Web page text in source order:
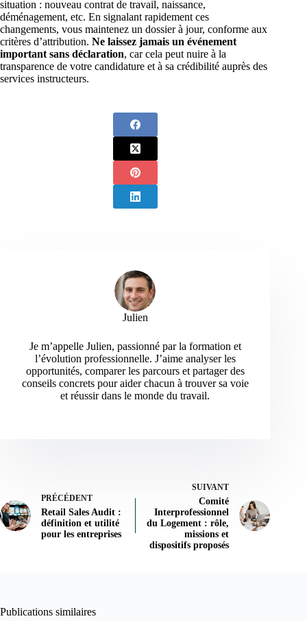
situation : nouveau contrat de travail, naissance,
déménagement, etc. En signalant rapidement ces
changements, vous maintenez un dossier à jour, conforme aux
critères d’attribution. Ne laissez jamais un événement
important sans déclaration, car cela peut nuire à la
transparence de votre candidature et à sa crédibilité auprès des
services instructeurs.
Julien
Je m’appelle Julien, passionné par la formation et
l’évolution professionnelle. J’aime analyser les
opportunités, comparer les parcours et partager des
conseils concrets pour aider chacun à trouver sa voie
et réussir dans le monde du travail.
PRÉCÉDENT
Retail Sales Audit :
définition et utilité
pour les entreprises
SUIVANT
Comité
Interprofessionnel
du Logement : rôle,
missions et
dispositifs proposés
Publications similaires